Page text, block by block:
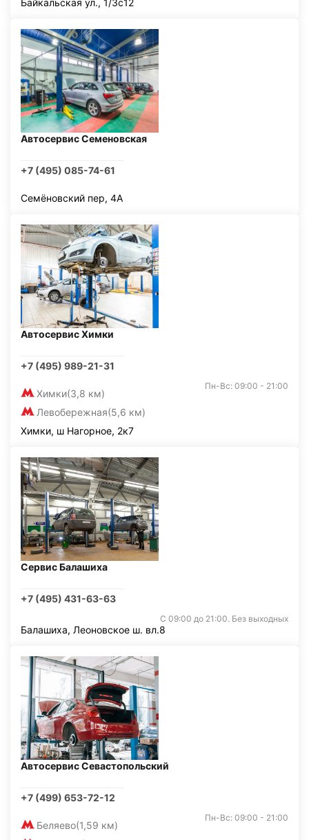
Байкальская ул., 1/3с12
Автосервис Семеновская
+7 (495) 085-74-61
Семёновский пер, 4А
Автосервис Химки
+7 (495) 989-21-31
Химки(3,8 км)
Левобережная(5,6 км)
Пн-Вс: 09:00 - 21:00
Химки, ш Нагорное, 2к7
Сервис Балашиха
+7 (495) 431-63-63
С 09:00 до 21:00. Без выходных
Балашиха, Леоновское ш. вл.8
Автосервис Севастопольский
+7 (499) 653-72-12
Беляево(1,59 км)
Пн-Вс: 09:00 - 21:00